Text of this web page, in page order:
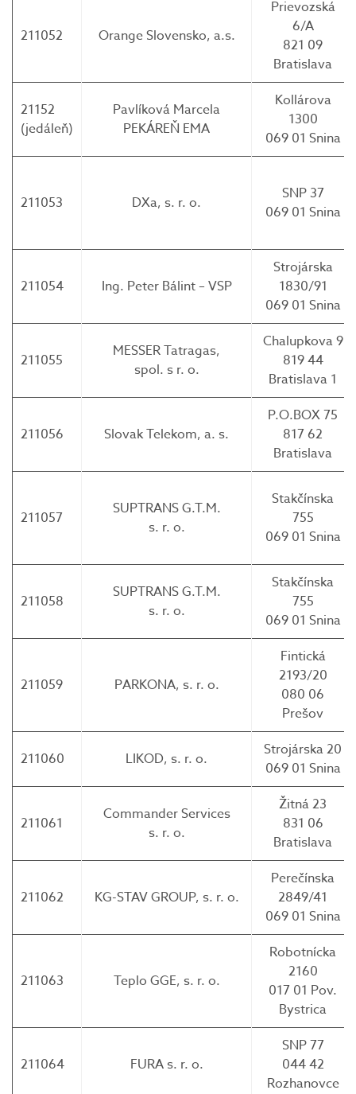
211052 Orange Slovensko, a.s.
Prievozská
6/A
821 09
Bratislava
21152
(jedáleň)
Pavlíková Marcela
PEKÁREŇ EMA
Kollárova
1300
069 01 Snina
211053 DXa, s. r. o.
SNP 37
069 01 Snina
211054 Ing. Peter Bálint – VSP
Strojárska
1830/91
069 01 Snina
211055
MESSER Tatragas,
spol. s r. o.
Chalupkova 9
819 44
Bratislava 1
211056 Slovak Telekom, a. s.
P.O.BOX 75
817 62
Bratislava
211057
SUPTRANS G.T.M.
s. r. o.
Stakčínska
755
069 01 Snina
211058
SUPTRANS G.T.M.
s. r. o.
Stakčínska
755
069 01 Snina
211059 PARKONA, s. r. o.
Fintická
2193/20
080 06
Prešov
211060 LIKOD, s. r. o.
Strojárska 20
069 01 Snina
211061
Commander Services
s. r. o.
Žitná 23
831 06
Bratislava
211062 KG-STAV GROUP, s. r. o.
Perečínska
2849/41
069 01 Snina
211063 Teplo GGE, s. r. o.
Robotnícka
2160
017 01 Pov.
Bystrica
211064 FURA s. r. o.
SNP 77
044 42
Rozhanovce